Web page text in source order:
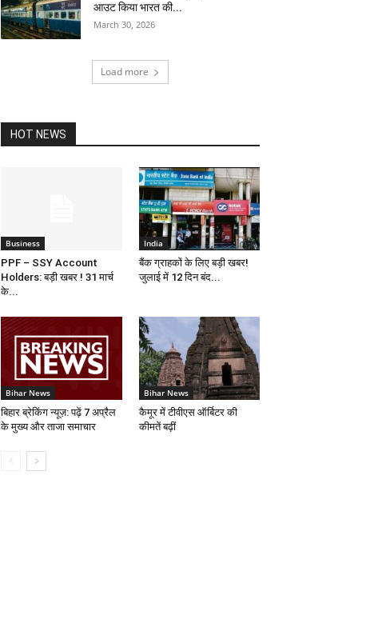
आउट किया भारत की...
March 30, 2026
Load more
HOT NEWS
Business
PPF – SSY Account
Holders: बड़ी खबर ! 31 मार्च
के...
India
बैंक ग्राहकों के लिए बड़ी खबर!
जुलाई में 12 दिन बंद...
Bihar News
बिहार ब्रेकिंग न्यूज़: पढ़ें 7 अप्रैल
के मुख्य और ताजा समाचार
Bihar News
कैमूर में टीवीएस ऑर्बिटर की
कीमतें बढ़ीं